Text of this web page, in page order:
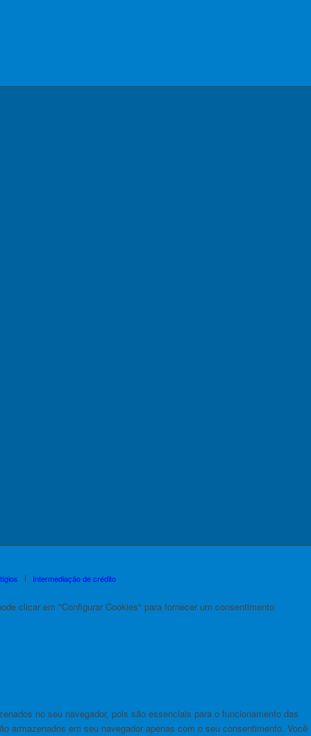
Intermediação de crédito
clicar em "Configurar Cookies" para fornecer um consentimento
no seu navegador, pois são essenciais para o funcionamento das
armazenados em seu navegador apenas com o seu consentimento. Você